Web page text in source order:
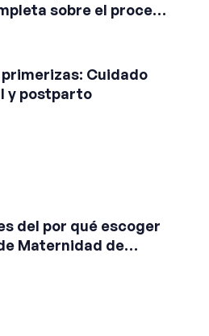
sobre el proceso
Cuidado
y postparto
del por qué escoger
Maternidad de